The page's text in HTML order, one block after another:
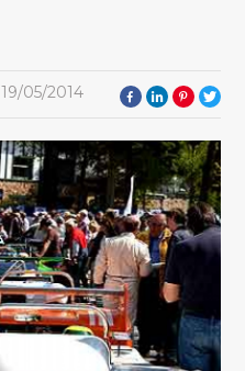
19/05/2014